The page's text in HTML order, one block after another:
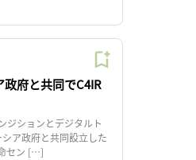
政府と共同でC4IR
ジションとデジタルト
ア政府と共同設立した
セン […]